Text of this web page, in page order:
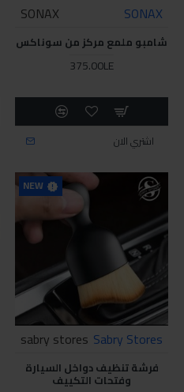
SONAX
SONAX
شامبو ملمع مركز من سوناكس
375.00LE
اشتري الان
NEW
Sabry Stores
sabry stores
فرشة تنظيف دواخل السيارة
وفتحات التكييف